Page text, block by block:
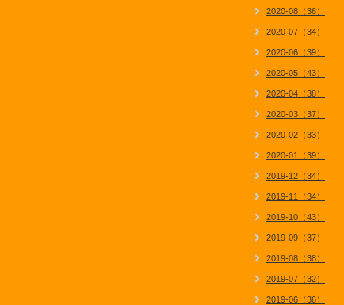
2020-08（36）
2020-07（34）
2020-06（39）
2020-05（43）
2020-04（38）
2020-03（37）
2020-02（33）
2020-01（39）
2019-12（34）
2019-11（34）
2019-10（43）
2019-09（37）
2019-08（38）
2019-07（32）
2019-06（36）